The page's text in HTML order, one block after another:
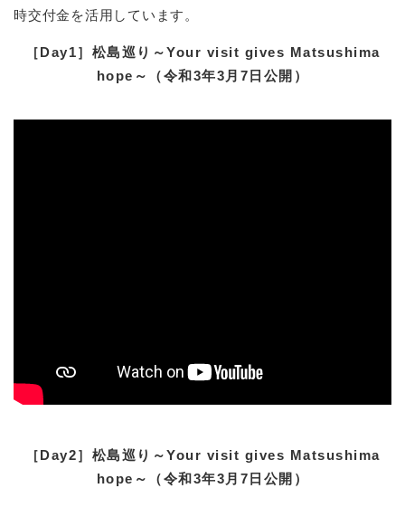
時交付金を活用しています。
［Day1］松島巡り～Your visit gives Matsushima
hope～（令和3年3月7日公開）
［Day2］松島巡り～Your visit gives Matsushima
hope～（令和3年3月7日公開）